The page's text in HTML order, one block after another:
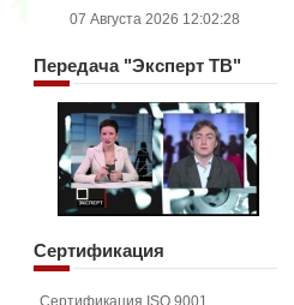
07 Августа 2026 12:02:28
Передача"Эксперт ТВ"
Сертификация
Сертификация ISO 9001